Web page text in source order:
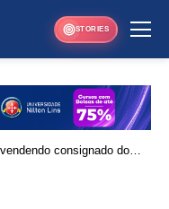
STORIES
consignado do